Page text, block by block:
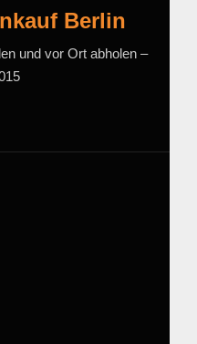
Berlin
und vor Ort abholen –